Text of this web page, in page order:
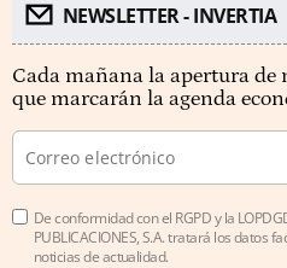
NEWSLETTER - INVERTIA
Cada mañana la apertura de
que marcarán la agenda
De conformidad con el RGPD y la
PUBLICACIONES, S.A. tratará los datos
noticias de actualidad.